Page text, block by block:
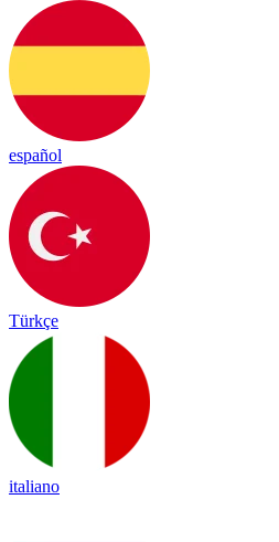
español
Türkçe
italiano